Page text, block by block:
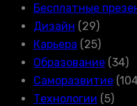
Бесплатные
Дизайн (29)
Карьера (25)
Образование (34)
Саморазвитие
Технологии (5)